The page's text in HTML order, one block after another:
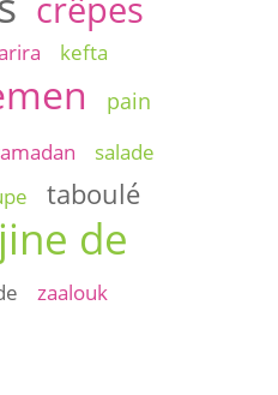
crêpes
kefta
pain
salade
taboulé
de
zaalouk